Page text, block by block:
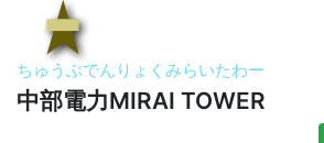
ちゅうぶでんりょくみらいたわー
中部電力MIRAI TOWER